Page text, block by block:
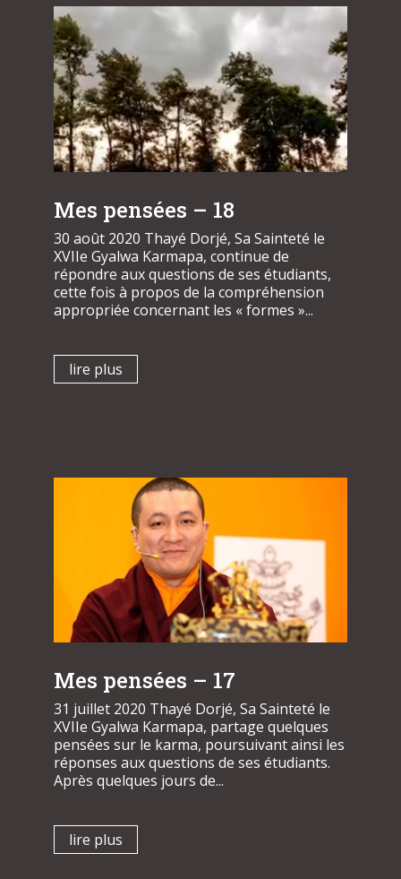
Mes pensées – 18
30 août 2020 Thayé Dorjé, Sa Sainteté le
XVIIe Gyalwa Karmapa, continue de
répondre aux questions de ses étudiants,
cette fois à propos de la compréhension
appropriée concernant les « formes »...
lire plus
Mes pensées – 17
31 juillet 2020 Thayé Dorjé, Sa Sainteté le
XVIIe Gyalwa Karmapa, partage quelques
pensées sur le karma, poursuivant ainsi les
réponses aux questions de ses étudiants.
Après quelques jours de...
lire plus